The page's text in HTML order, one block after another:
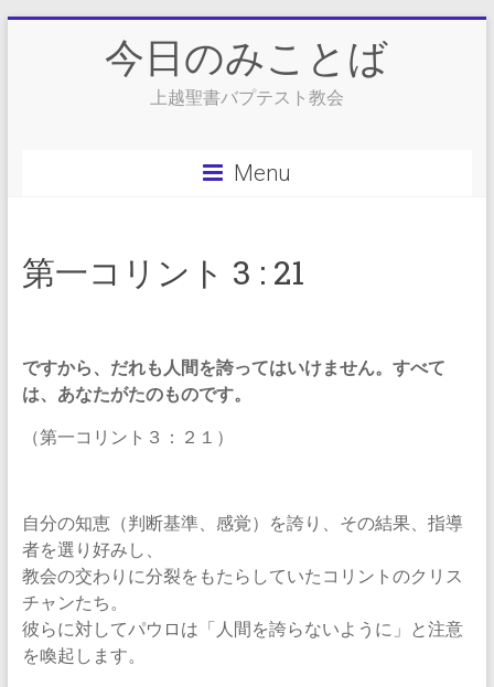
今日のみことば
上越聖書バプテスト教会
Menu
第一コリント 3 : 21
ですから、だれも人間を誇ってはいけません。すべて
は、あなたがたのものです。
（第一コリント３：２１）
自分の知恵（判断基準、感覚）を誇り、その結果、指導
者を選り好みし、
教会の交わりに分裂をもたらしていたコリントのクリス
チャンたち。
彼らに対してパウロは「人間を誇らないように」と注意
を喚起します。